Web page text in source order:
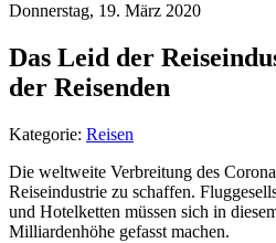
Donnerstag, 19. März 2020
Das Leid der
der Reisenden
Kategorie: Reisen
Die weltweite Verbreitung des
Reiseindustrie zu schaffen.
und Hotelketten müssen sich in
Milliardenhöhe gefasst machen.